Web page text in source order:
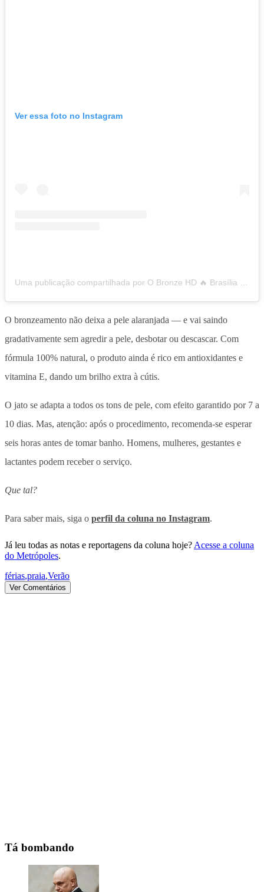
Ver essa foto no Instagram
O bronzeamento não deixa a pele alaranjada — e vai saindo
gradativamente sem agredir a pele, desbotar ou descascar. Com
fórmula 100% natural, o produto ainda é rico em antioxidantes e
vitamina E, dando um brilho extra à cútis.
O jato se adapta a todos os tons de pele, com efeito garantido por 7 a
10 dias. Mas, atenção: após o procedimento, recomenda-se esperar
seis horas antes de tomar banho. Homens, mulheres, gestantes e
lactantes podem receber o serviço.
Que tal?
Para saber mais, siga o perfil da coluna no Instagram.
Já leu todas as notas e reportagens da coluna hoje? Acesse a coluna
do Metrópoles.
férias,praia,Verão
Ver Comentários
Tá bombando